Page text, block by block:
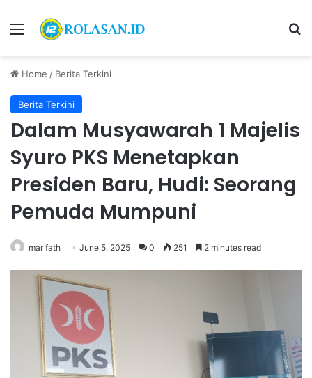
Menu
Home / Berita Terkini
Berita Terkini
Dalam Musyawarah 1 Majelis
Syuro PKS Menetapkan
Presiden Baru, Hudi: Seorang
Pemuda Mumpuni
mar fath June 5, 2025 0 251 2 minutes read